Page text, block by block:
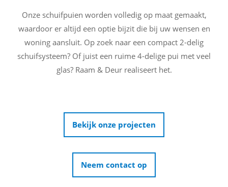
Onze schuifpuien worden volledig op maat gemaakt,
waardoor er altijd een optie bijzit die bij uw wensen en
woning aansluit. Op zoek naar een compact 2-delig
schuifsysteem? Of juist een ruime 4-delige pui met veel
glas? Raam & Deur realiseert het.
Bekijk onze projecten
Neem contact op